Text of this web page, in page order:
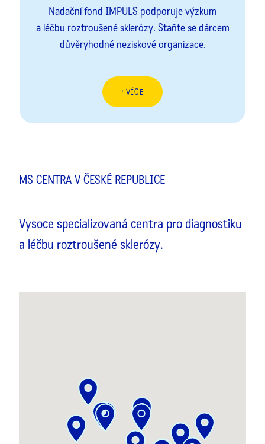
Nadační fond IMPULS podporuje výzkum
a léčbu roztroušené sklerózy. Staňte se dárcem
důvěryhodné neziskové organizace.
VÍCE
MS CENTRA V ČESKÉ REPUBLICE
Vysoce specializovaná centra pro diagnostiku
a léčbu roztroušené sklerózy.